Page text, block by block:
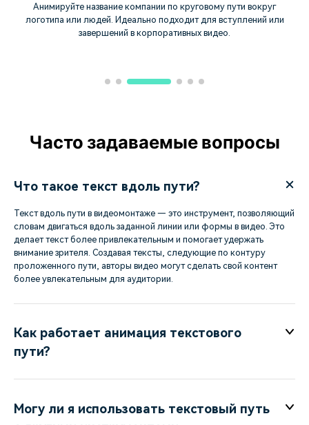
Анимируйте название компании по круговому пути вокруг
логотипа или людей. Идеально подходит для вступлений или
завершений в корпоративных видео.
Часто задаваемые вопросы
Что такое текст вдоль пути?
Текст вдоль пути в видеомонтаже — это инструмент, позволяющий
словам двигаться вдоль заданной линии или формы в видео. Это
делает текст более привлекательным и помогает удержать
внимание зрителя. Создавая тексты, следующие по контуру
проложенного пути, авторы видео могут сделать свой контент
более увлекательным для аудитории.
Как работает анимация текстового
пути?
Могу ли я использовать текстовый путь